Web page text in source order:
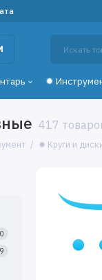
✹
417
✹ Круги и